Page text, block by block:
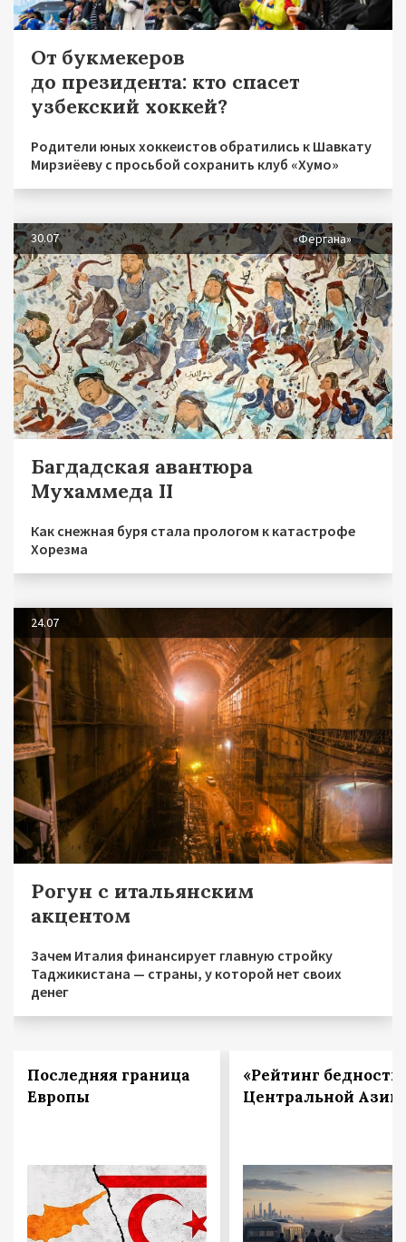
От букмекеров
до президента: кто спасет
узбекский хоккей?
Родители юных хоккеистов обратились к Шавкату
Мирзиёеву с просьбой сохранить клуб «Хумо»
30.07 «Фергана»
Багдадская авантюра
Мухаммеда II
Как снежная буря стала прологом к катастрофе
Хорезма
24.07
Рогун с итальянским
акцентом
Зачем Италия финансирует главную стройку
Таджикистана — страны, у которой нет своих
денег
Последняя граница
Европы
«Рейтинг
Центральной Азии